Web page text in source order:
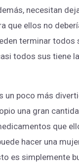
necesitan
que ellos no
terminar
todos sus tiene
un poco más
una gran
que
hacer una
es simplemente